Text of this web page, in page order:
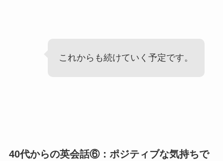
これからも続けていく予定です。
40代からの英会話⑥：ポジティブな気持ちで